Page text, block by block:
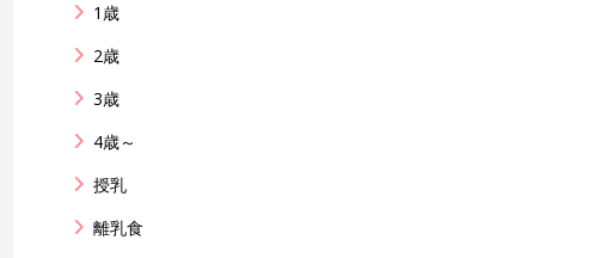
1歳
2歳
3歳
4歳～
授乳
離乳食